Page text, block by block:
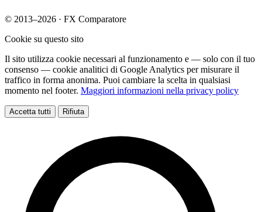
© 2013–2026 · FX Comparatore
Cookie su questo sito
Il sito utilizza cookie necessari al funzionamento e — solo con il tuo
consenso — cookie analitici di Google Analytics per misurare il
traffico in forma anonima. Puoi cambiare la scelta in qualsiasi
momento nel footer. Maggiori informazioni nella privacy policy
Accetta tutti Rifiuta